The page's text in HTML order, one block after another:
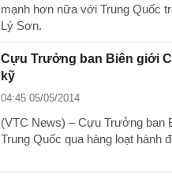
mạnh hơn nữa với Trung Quốc
Lý Sơn.
Cựu Trưởng ban Biên giới
kỹ
04:45 05/05/2014
(VTC News) – Cựu Trưởng ban
Trung Quốc qua hàng loạt hành